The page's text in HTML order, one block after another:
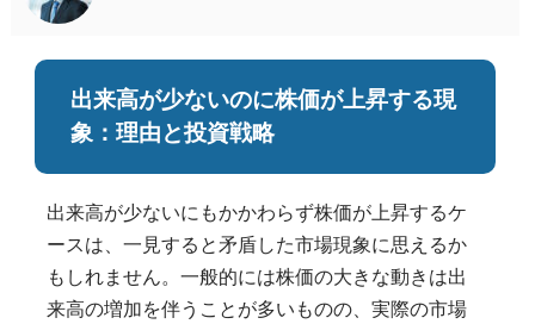
出来高が少ないのに株価が上昇する現
象：理由と投資戦略
出来高が少ないにもかかわらず株価が上昇するケ
ースは、一見すると矛盾した市場現象に思えるか
もしれません。一般的には株価の大きな動きは出
来高の増加を伴うことが多いものの、実際の市場